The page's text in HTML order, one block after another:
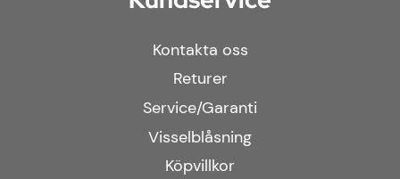
Kontakta oss
Returer
Service/Garanti
Visselblåsning
Köpvillkor